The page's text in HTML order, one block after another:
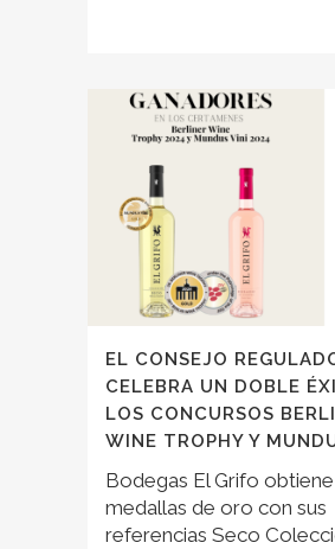
EL CONSEJO
CELEBRA UN DOBLE
LOS CONCURSOS
WINE TROPHY Y
Bodegas El Grifo
medallas de oro con sus
referencias Seco